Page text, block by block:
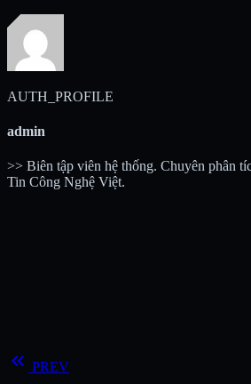
AUTH_PROFILE
admin
>> Biên tập viên hệ thống. Chuyên phân
Tin Công Nghệ Việt.
keyboard_double_arrow_left PREV